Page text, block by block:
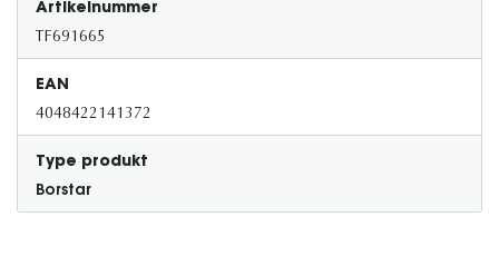
Artikelnummer
TF691665
EAN
4048422141372
Type produkt
Borstar